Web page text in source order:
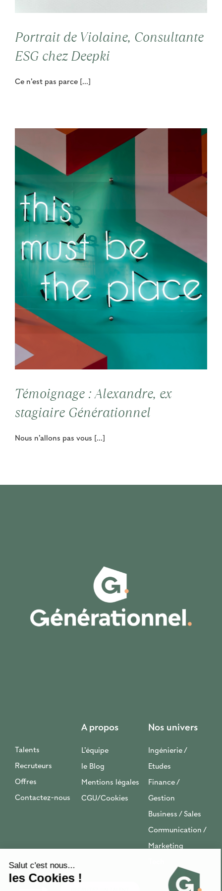
Cooptation
Portrait de Violaine, Consultante
ESG chez Deepki
Ce n’est pas parce [...]
Témoignage : Alexandre, ex
stagiaire Générationnel
Nous n’allons pas vous [...]
Talents
Recruteurs
Offres
Contactez-nous
A propos
L’équipe
le Blog
Mentions légales
CGU/Cookies
Nos univers
Ingénierie /
Etudes
Finance /
Gestion
Business / Sales
Communication /
Marketing